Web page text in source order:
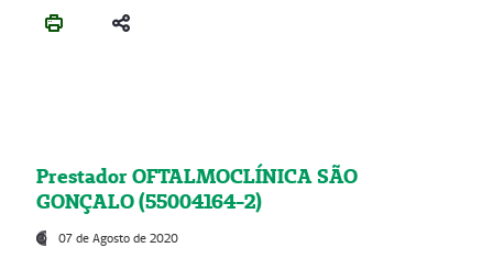
Prestador OFTALMOCLÍNICA SÃO
GONÇALO (55004164-2)
07 de Agosto de 2020